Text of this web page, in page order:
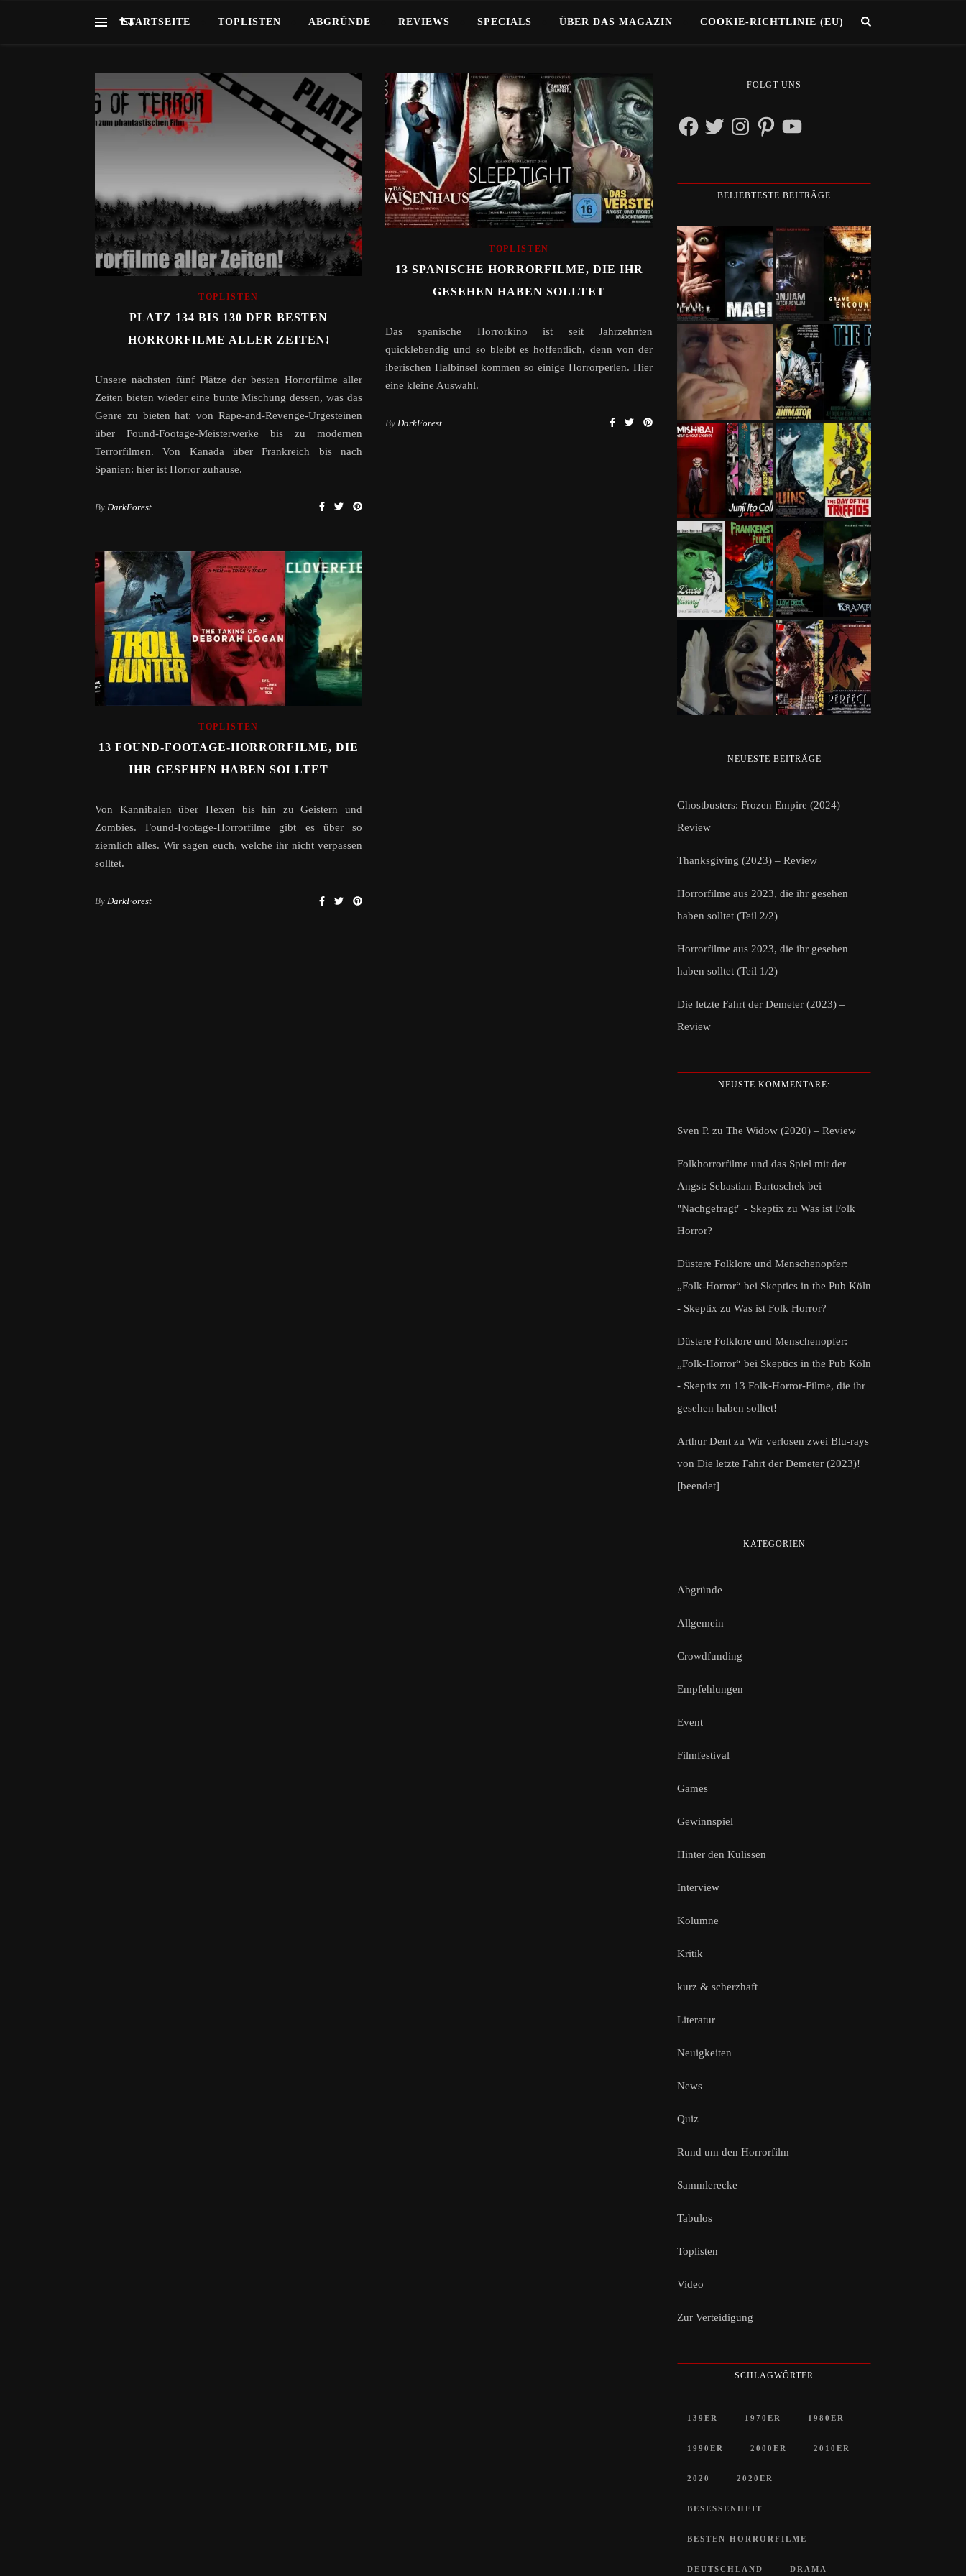
STARTSEITE TOPLISTEN ABGRÜNDE REVIEWS SPECIALS ÜBER DAS MAGAZIN COOKIE-RICHTLINIE (EU)
TOPLISTEN
PLATZ 134 BIS 130 DER BESTEN
HORRORFILME ALLER ZEITEN!
Unsere nächsten fünf Plätze der besten Horrorfilme aller
Zeiten bieten wieder eine bunte Mischung dessen, was das
Genre zu bieten hat: von Rape-and-Revenge-Urgesteinen
über Found-Footage-Meisterwerke bis zu modernen
Terrorfilmen. Von Kanada über Frankreich bis nach
Spanien: hier ist Horror zuhause.
By DarkForest
TOPLISTEN
13 SPANISCHE HORRORFILME, DIE IHR
GESEHEN HABEN SOLLTET
Das spanische Horrorkino ist seit Jahrzehnten
quicklebendig und so bleibt es hoffentlich, denn von der
iberischen Halbinsel kommen so einige Horrorperlen. Hier
eine kleine Auswahl.
By DarkForest
TOPLISTEN
13 FOUND-FOOTAGE-HORRORFILME, DIE
IHR GESEHEN HABEN SOLLTET
Von Kannibalen über Hexen bis hin zu Geistern und
Zombies. Found-Footage-Horrorfilme gibt es über so
ziemlich alles. Wir sagen euch, welche ihr nicht verpassen
solltet.
By DarkForest
FOLGT UNS
FacebookTwitterInstagramPinterestYouTube
BELIEBTESTE BEITRÄGE
NEUESTE BEITRÄGE
Ghostbusters: Frozen Empire (2024) –
Review
Thanksgiving (2023) – Review
Horrorfilme aus 2023, die ihr gesehen
haben solltet (Teil 2/2)
Horrorfilme aus 2023, die ihr gesehen
haben solltet (Teil 1/2)
Die letzte Fahrt der Demeter (2023) –
Review
NEUSTE KOMMENTARE:
Sven P. zu The Widow (2020) – Review
Folkhorrorfilme und das Spiel mit der
Angst: Sebastian Bartoschek bei
"Nachgefragt" - Skeptix zu Was ist Folk
Horror?
Düstere Folklore und Menschenopfer:
„Folk-Horror“ bei Skeptics in the Pub Köln
- Skeptix zu Was ist Folk Horror?
Düstere Folklore und Menschenopfer:
„Folk-Horror“ bei Skeptics in the Pub Köln
- Skeptix zu 13 Folk-Horror-Filme, die ihr
gesehen haben solltet!
Arthur Dent zu Wir verlosen zwei Blu-rays
von Die letzte Fahrt der Demeter (2023)!
[beendet]
KATEGORIEN
Abgründe
Allgemein
Crowdfunding
Empfehlungen
Event
Filmfestival
Games
Gewinnspiel
Hinter den Kulissen
Interview
Kolumne
Kritik
kurz & scherzhaft
Literatur
Neuigkeiten
News
Quiz
Rund um den Horrorfilm
Sammlerecke
Tabulos
Toplisten
Video
Zur Verteidigung
SCHLAGWÖRTER
139ER 1970ER 1980ER
1990ER 2000ER 2010ER
2020 2020ER
BESESSENHEIT
BESTEN HORRORFILME
DEUTSCHLAND DRAMA